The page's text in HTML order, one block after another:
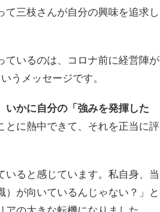
て三枝さんが自分の興味を追求し
ているのは、コロナ前に経営陣が
うメッセージです。
いかに自分の「強みを発揮した
とに熱中できて、それを正当に評
ると感じています。私自身、当
が向いているんじゃない？」と